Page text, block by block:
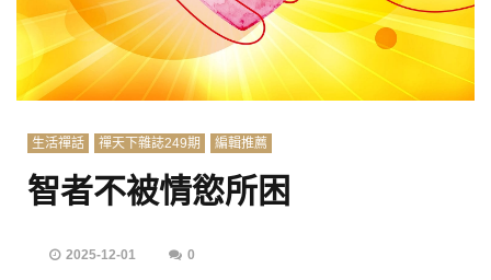
生活禪話 禪天下雜誌249期 編輯推薦
智者不被情慾所困
2025-12-01 0